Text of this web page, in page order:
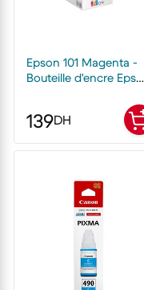
Epson 101 Magenta -
Bouteille d'encre Epson
139DH